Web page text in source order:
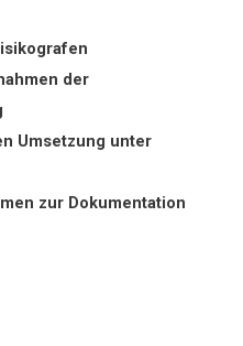
der
Umsetzung unter
zur Dokumentation